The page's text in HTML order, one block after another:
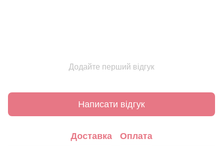
Додайте перший відгук
Написати відгук
Доставка Оплата